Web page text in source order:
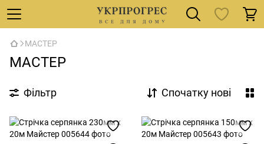
МАСТЕР
МАСТЕР
Фільтр Спочатку нові